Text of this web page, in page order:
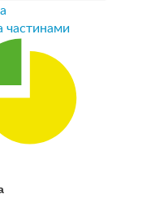
частинами